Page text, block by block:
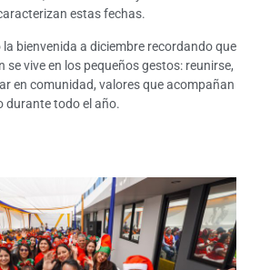
estas fechas.
la bienvenida a diciembre recordando que
se vive en los pequeños gestos: reunirse,
en comunidad, valores que acompañan
durante todo el año.